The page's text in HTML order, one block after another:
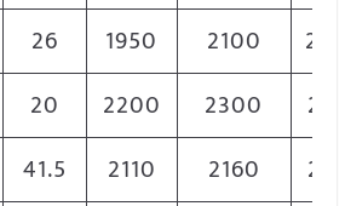
26 1950 2100
20 2200 2300
41.5 2110 2160